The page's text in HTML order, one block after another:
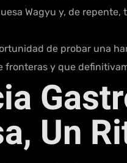
Wagyu y, de
de probar una
fronteras y que
Un